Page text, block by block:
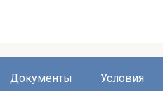
Документы Условия